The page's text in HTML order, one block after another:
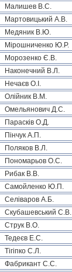
Малишев В.С.
Мартовицький А.В.
Медяник В.Ю.
Мірошниченко Ю.Р.
Морозенко Є.В.
Наконечний В.Л.
Нечаєв О.І.
Олійник В.М.
Омельянович Д.С.
Парасків О.Д.
Пінчук А.П.
Поляков В.Л.
Пономарьов О.С.
Рибак В.В.
Самойленко Ю.П.
Селіваров А.Б.
Скубашевський С.В.
Струк В.О.
Тедеєв Е.С.
Тігіпко С.Л.
Фабрикант С.С.